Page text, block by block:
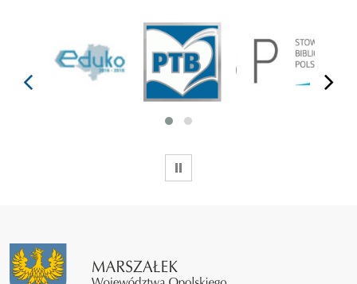
prev next
WSTRZYMAJ